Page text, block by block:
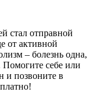
стал отправной
от активной
– болезнь одна,
Помогите себе или
и позвоните в